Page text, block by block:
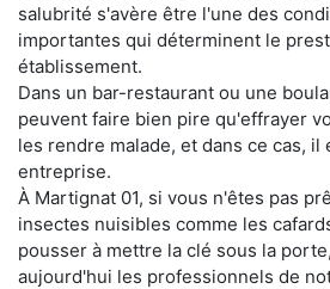
salubrité s'avère être l'une des
importantes qui déterminent le
établissement.
Dans un bar-restaurant ou une
peuvent faire bien pire qu'effrayer
les rendre malade, et dans ce cas, il
entreprise.
À Martignat 01, si vous n'êtes pas
insectes nuisibles comme les
pousser à mettre la clé sous la
aujourd'hui les professionnels de